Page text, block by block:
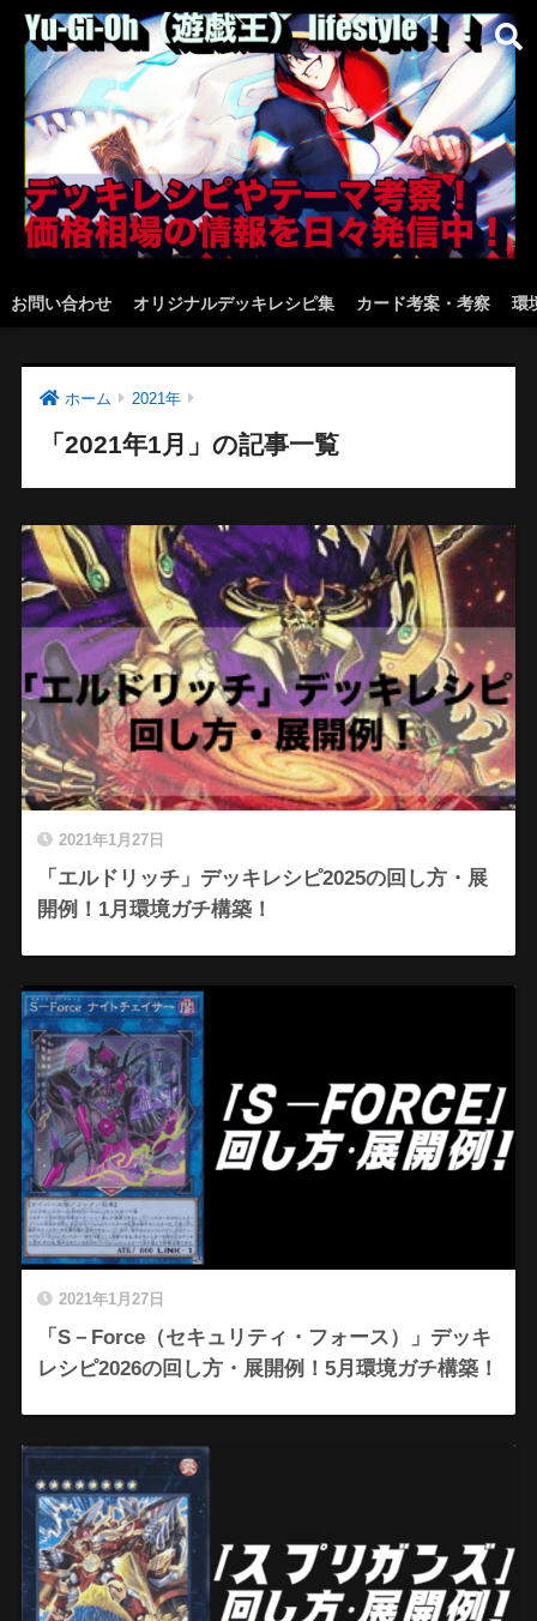
お問い合わせ オリジナルデッキレシピ集 カード考案・考察 環
ホーム 2021年
「2021年1月」の記事一覧
2021年1月27日
「エルドリッチ」デッキレシピ2025の回し方・展
開例！1月環境ガチ構築！
2021年1月27日
「S－Force（セキュリティ・フォース）」デッキ
レシピ2026の回し方・展開例！5月環境ガチ構築！